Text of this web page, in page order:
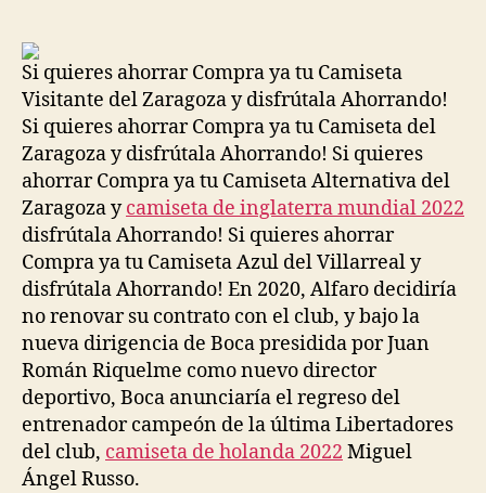
Si quieres ahorrar Compra ya tu Camiseta
Visitante del Zaragoza y disfrútala Ahorrando!
Si quieres ahorrar Compra ya tu Camiseta del
Zaragoza y disfrútala Ahorrando! Si quieres
ahorrar Compra ya tu Camiseta Alternativa del
Zaragoza ycamiseta de inglaterra mundial 2022
disfrútala Ahorrando! Si quieres ahorrar
Compra ya tu Camiseta Azul del Villarreal y
disfrútala Ahorrando! En 2020, Alfaro decidiría
no renovar su contrato con el club, y bajo la
nueva dirigencia de Boca presidida por Juan
Román Riquelme como nuevo director
deportivo, Boca anunciaría el regreso del
entrenador campeón de la última Libertadores
del club, camiseta de holanda 2022 Miguel
Ángel Russo.